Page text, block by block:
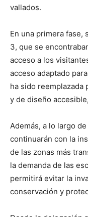
vallados.
En una primera fase,
3, que se
acceso a los
acceso adaptado
ha sido reemplazada
y de diseño
Además, a lo largo
continuarán con la
de las zonas más
la demanda de las
permitirá evitar la
conservación y